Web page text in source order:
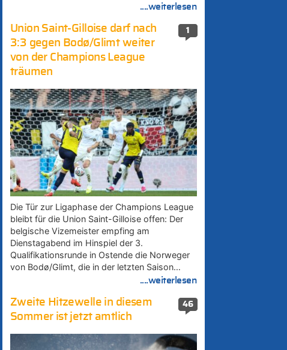
....weiterlesen
1
Union Saint-Gilloise darf nach
3:3 gegen Bodø/Glimt weiter
von der Champions League
träumen
Die Tür zur Ligaphase der Champions League
bleibt für die Union Saint-Gilloise offen: Der
belgische Vizemeister empfing am
Dienstagabend im Hinspiel der 3.
Qualifikationsrunde in Ostende die Norweger
von Bodø/Glimt, die in der letzten Saison…
....weiterlesen
46
Zweite Hitzewelle in diesem
Sommer ist jetzt amtlich